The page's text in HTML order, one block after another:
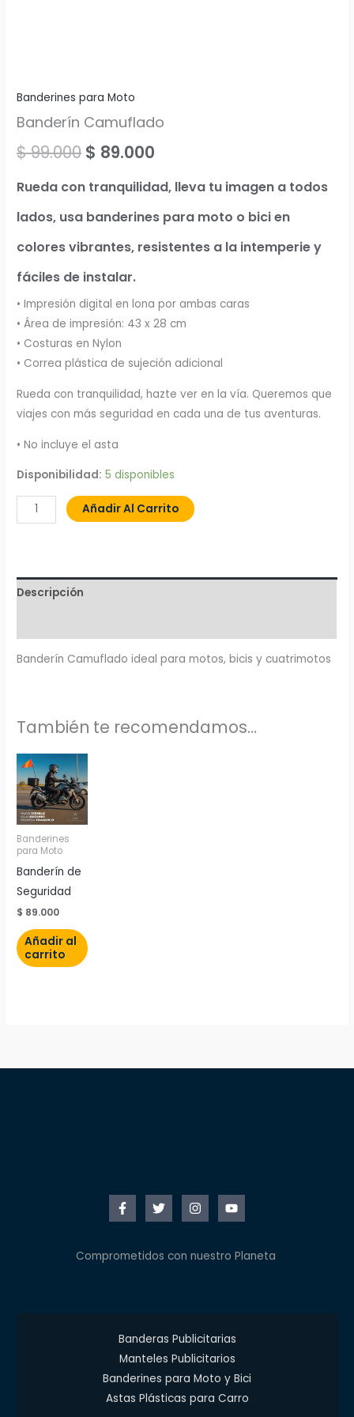
Banderines para Moto
Banderín Camuflado
$99.000 $ 89.000
Rueda con tranquilidad, lleva tu imagen a todos
lados, usa banderines para moto o bici en
colores vibrantes, resistentes a la intemperie y
fáciles de instalar.
• Impresión digital en lona por ambas caras
• Área de impresión: 43 x 28 cm
• Costuras en Nylon
• Correa plástica de sujeción adicional
Rueda con tranquilidad, hazte ver en la vía. Queremos que
viajes con más seguridad en cada una de tus aventuras.
• No incluye el asta
Disponibilidad: 5 disponibles
Añadir Al Carrito
Descripción
Banderín Camuflado ideal para motos, bicis y cuatrimotos
También te recomendamos…
Banderines
para Moto
Banderín de
Seguridad
$ 89.000
Añadir al
carrito
Comprometidos con nuestro Planeta
Banderas Publicitarias
Manteles Publicitarios
Banderines para Moto y Bici
Astas Plásticas para Carro